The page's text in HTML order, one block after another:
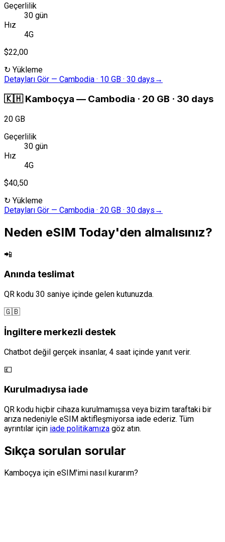
Geçerlilik
30 gün
Hız
4G
$22,00
↻ Yükleme
Detayları Gör — Cambodia · 10 GB · 30 days →
🇰🇭 Kamboçya — Cambodia · 20 GB · 30 days
20 GB
Geçerlilik
30 gün
Hız
4G
$40,50
↻ Yükleme
Detayları Gör — Cambodia · 20 GB · 30 days →
Neden eSIM Today'den almalısınız?
📲
Anında teslimat
QR kodu 30 saniye içinde gelen kutunuzda.
🇬🇧
İngiltere merkezli destek
Chatbot değil gerçek insanlar, 4 saat içinde yanıt verir.
💷
Kurulmadıysa iade
QR kodu hiçbir cihaza kurulmamışsa veya bizim taraftaki bir
arıza nedeniyle eSIM aktifleşmiyorsa iade ederiz. Tüm
ayrıntılar için iade politikamıza göz atın.
Sıkça sorulan sorular
Kamboçya için eSIM'imi nasıl kurarım?